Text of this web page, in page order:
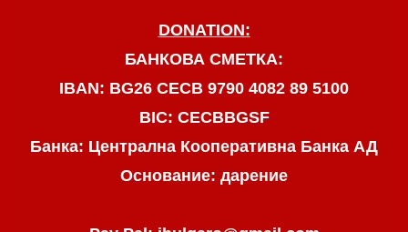
DONATION:
БАНКОВА СМЕТКА:
IBAN: BG26 CECB 9790 4082 89 5100
BIC: CECBBGSF
Банка: Централна Кооперативна Банка АД
Основание: дарение